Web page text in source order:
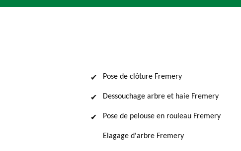
Pose de clôture Fremery
Dessouchage arbre et haie Fremery
Pose de pelouse en rouleau Fremery
Elagage d'arbre Fremery